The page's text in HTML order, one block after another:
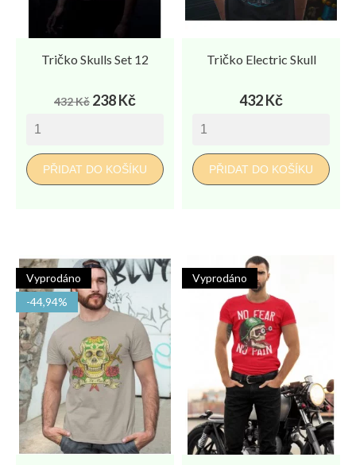
Tričko Skulls Set 12
Běžná
432 Kč Cena
238 Kč
PŘIDAT DO KOŠÍKU
Tričko Electric Skull
Cena
432 Kč
PŘIDAT DO KOŠÍKU
Vyprodáno
-44,94%
Vyprodáno